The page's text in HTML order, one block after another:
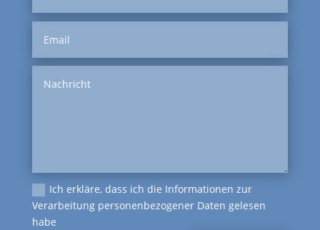
Ich erkläre, dass ich die Informationen zur
Verarbeitung personenbezogener Daten gelesen
habe